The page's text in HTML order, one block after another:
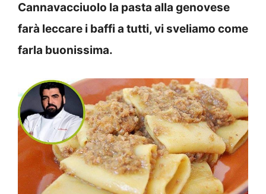
Cannavacciuolo la pasta alla genovese
farà leccare i baffi a tutti, vi sveliamo come
farla buonissima.